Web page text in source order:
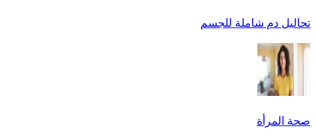
تحاليل دم شاملة للجسم
صحة المرأة